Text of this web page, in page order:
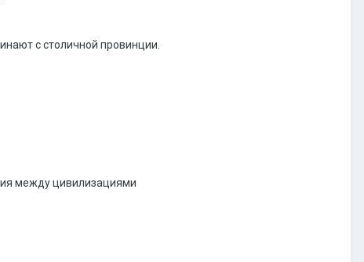
с столичной провинции.
между цивилизациями